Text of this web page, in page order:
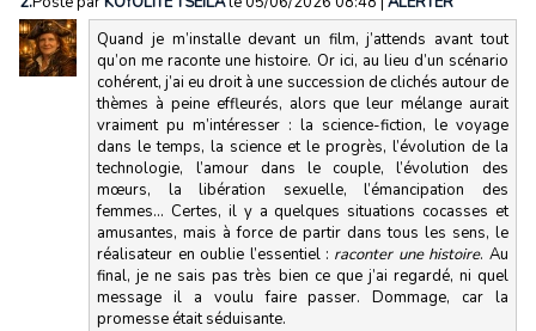
Quand je m’installe devant un film, j’attends avant tout
qu’on me raconte une histoire. Or ici, au lieu d’un scénario
cohérent, j’ai eu droit à une succession de clichés autour de
thèmes à peine effleurés, alors que leur mélange aurait
vraiment pu m’intéresser : la science-fiction, le voyage
dans le temps, la science et le progrès, l’évolution de la
technologie, l’amour dans le couple, l’évolution des
mœurs, la libération sexuelle, l’émancipation des
femmes… Certes, il y a quelques situations cocasses et
amusantes, mais à force de partir dans tous les sens, le
réalisateur en oublie l’essentiel : raconter une histoire. Au
final, je ne sais pas très bien ce que j’ai regardé, ni quel
message il a voulu faire passer. Dommage, car la
promesse était séduisante.